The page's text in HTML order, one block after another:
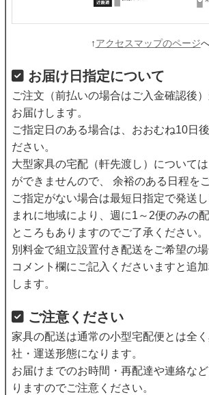
↑アクセスマップのページ
お届け日指定について
ご注文（前払いの場合はご入金確認後
お届けします。
ご指定日のある場合は、おおむね10日
ださい。
大型家具の宅配（軒先渡し）について
ができませんので、 余裕のある日程を
ご指定がない場合は最短日指定で発送し
まれに地域により、週に1～2便のみの
ところもありますのでご了承ください。
別料金で組立設置付き配送をご希望の
コメント欄にご記入くださいますと追
します。
ご注意ください
家具の配送は通常の小型宅配便とは全
社・運送形態になります。
お届けまでのお時間・再配達や連絡な
りますのでご注意ください。